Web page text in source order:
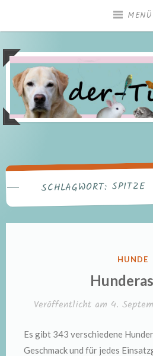
MENÜ
SCHLAGWORT: SPITZE
HUNDE
Veröffentlicht am 4.
Es gibt 343 verschiedene
Geschmack und für jedes